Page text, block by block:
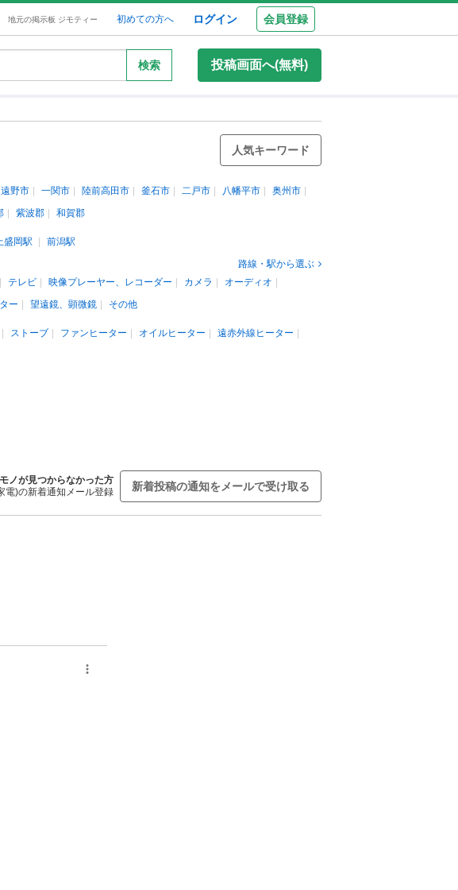
地元の掲示板 ジモティー 初めての方へ ログイン 会員登録
検索 投稿画面へ(無料)
人気キーワード
遠野市 一関市 陸前高田市 釜石市 二戸市 八幡平市
奥州市
紫波郡 和賀郡
上盛岡駅
前潟駅
路線・駅から選ぶ
テレビ 映像プレーヤー、レコーダー カメラ
オーディオ
ー 望遠鏡、顕微鏡 その他
ストーブ ファンヒーター オイルヒーター
遠赤外線ヒーター
ノが見つからなかった方
電)の新着通知メール登録
新着投稿の通知をメールで受け取る